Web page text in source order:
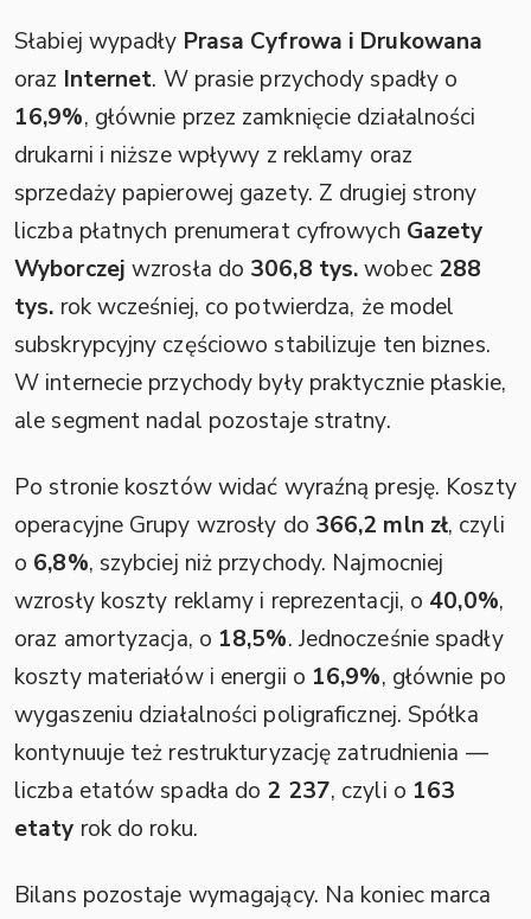
Słabiej wypadły Prasa Cyfrowa i Drukowana
oraz Internet. W prasie przychody spadły o
16,9%, głównie przez zamknięcie działalności
drukarni i niższe wpływy z reklamy oraz
sprzedaży papierowej gazety. Z drugiej strony
liczba płatnych prenumerat cyfrowych Gazety
Wyborczej wzrosła do 306,8 tys.wobec 288
tys. rok wcześniej, co potwierdza, że model
subskrypcyjny częściowo stabilizuje ten biznes.
W internecie przychody były praktycznie płaskie,
ale segment nadal pozostaje stratny.
Po stronie kosztów widać wyraźną presję. Koszty
operacyjne Grupy wzrosły do 366,2 mln zł, czyli
o 6,8%, szybciej niż przychody. Najmocniej
wzrosły koszty reklamy i reprezentacji, o 40,0%,
oraz amortyzacja, o 18,5%. Jednocześnie spadły
koszty materiałów i energii o 16,9%, głównie po
wygaszeniu działalności poligraficznej. Spółka
kontynuuje też restrukturyzację zatrudnienia —
liczba etatów spadła do 2 237, czyli o 163
etaty rok do roku.
Bilans pozostaje wymagający. Na koniec marca